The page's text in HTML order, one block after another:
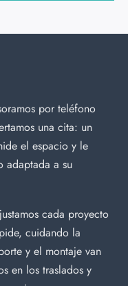
por teléfono
una cita: un
el espacio y le
adaptada a su
cada proyecto
cuidando la
y el montaje van
en los traslados y